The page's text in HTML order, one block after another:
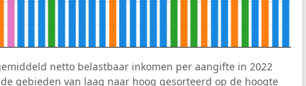
netto belastbaar inkomen per aangifte in 2022
gebieden van laag naar hoog gesorteerd op de hoogte